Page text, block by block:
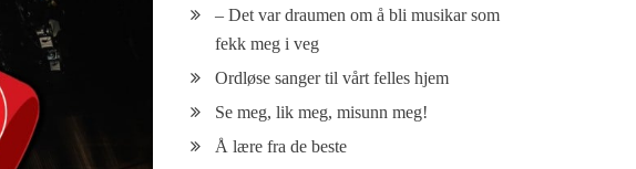
– Det var draumen om å bli musikar som
fekk meg i veg
Ordløse sanger til vårt felles hjem
Se meg, lik meg, misunn meg!
Å lære fra de beste